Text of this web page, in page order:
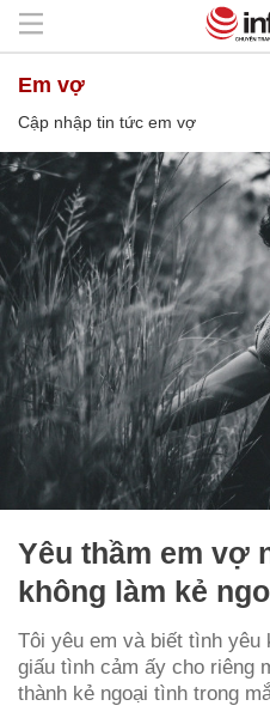
em vợ
Cập nhập tin tức em vợ
Yêu thầm em vợ
không làm kẻ
Tôi yêu em và biết tình
giấu tình cảm ấy cho riêng
thành kẻ ngoại tình trong